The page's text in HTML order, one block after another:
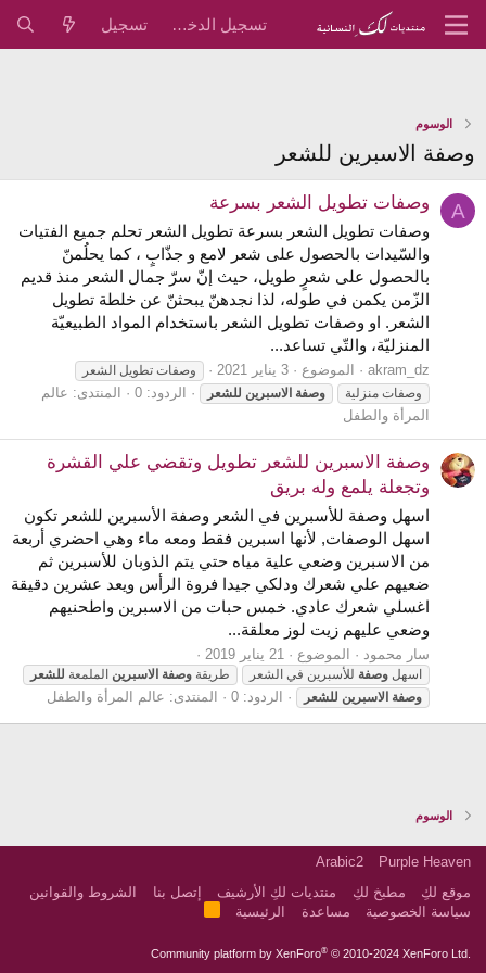
تسجيل الدخول تسجيل
الوسوم
وصفة الاسبرين للشعر
A وصفات تطويل الشعر بسرعة
وصفات تطويل الشعر بسرعة تطويل الشعر تحلم جميع الفتيات
والسّيدات بالحصول على شعر لامع و جذّابٍ ، كما يحلُمنّ
بالحصول على شعرٍ طويل، حيث إنّ سرّ جمال الشعر منذ قديم
الزّمن يكمن في طوله، لذا نجدهنّ يبحثنّ عن خلطة تطويل
الشعر. او وصفات تطويل الشعر باستخدام المواد الطبيعيّة
المنزليّة، والتّي تساعد...
akram_dz الموضوع 3 يناير 2021
وصفات تطويل الشعر
وصفات منزلية
وصفة الاسبرين للشعر الردود: 0 المنتدى: عالم
المرأة والطفل
وصفة الاسبرين للشعر تطويل وتقضي علي القشرة
وتجعلة يلمع وله بريق
اسهل وصفة للأسبرين في الشعر وصفة الأسبرين للشعر تكون
اسهل الوصفات, لأنها اسبرين فقط ومعه ماء وهي احضري أربعة
من الاسبرين وضعي علية مياه حتي يتم الذوبان للأسبرين ثم
ضعيهم علي شعرك ودلكي جيدا فروة الرأس ويعد عشرين دقيقة
اغسلي شعرك عادي. خمس حبات من الاسبرين واطحنيهم
وضعي عليهم زيت لوز معلقة...
سار محمود الموضوع 21 يناير 2019
اسهل وصفة للأسبرين في الشعر طريقة وصفة الاسبرين الملمعة للشعر
وصفة الاسبرين للشعر الردود: 0 المنتدى: عالم المرأة والطفل
الوسوم
Purple Heaven
Arabic2
موقع لكِ
مطبخ لكِ منتديات لكِ الأرشيف إتصل بنا
الشروط والقوانين
سياسة الخصوصية
مساعدة الرئيسية
Community platform by XenForo® © 2010-2024 XenForo Ltd.